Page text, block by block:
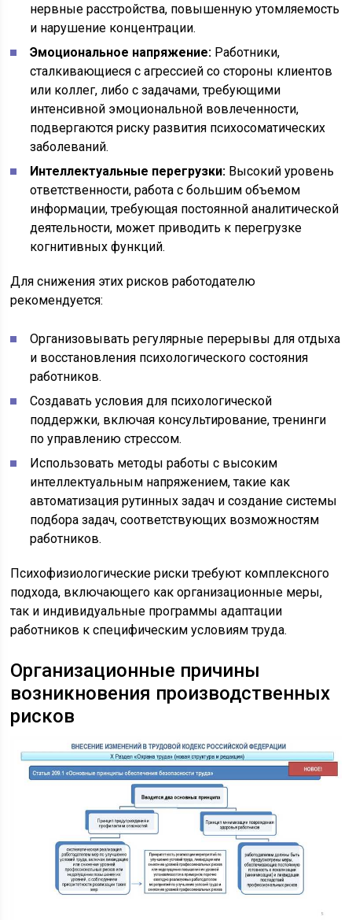
нервные расстройства, повышенную утомляемость
и нарушение концентрации.
Эмоциональное напряжение: Работники,
сталкивающиеся с агрессией со стороны клиентов
или коллег, либо с задачами, требующими
интенсивной эмоциональной вовлеченности,
подвергаются риску развития психосоматических
заболеваний.
Интеллектуальные перегрузки: Высокий уровень
ответственности, работа с большим объемом
информации, требующая постоянной аналитической
деятельности, может приводить к перегрузке
когнитивных функций.
Для снижения этих рисков работодателю
рекомендуется:
Организовывать регулярные перерывы для отдыха
и восстановления психологического состояния
работников.
Создавать условия для психологической
поддержки, включая консультирование, тренинги
по управлению стрессом.
Использовать методы работы с высоким
интеллектуальным напряжением, такие как
автоматизация рутинных задач и создание системы
подбора задач, соответствующих возможностям
работников.
Психофизиологические риски требуют комплексного
подхода, включающего как организационные меры,
так и индивидуальные программы адаптации
работников к специфическим условиям труда.
Организационные причины
возникновения производственных
рисков